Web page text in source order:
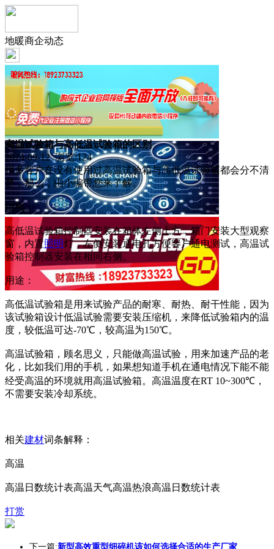
地暖商企动态
高温试验箱与高低温试验箱的区别
2024-09-12 浏览:124
很多客户在没有使用过高温试验箱与高低温试验箱都会分不清
楚，那么，由小编带您来了解。
结构：
高低温试验箱控制器安装在箱体左侧上方，箱门安装大型观察
窗，内置照明灯，左侧安装通电孔方便客户通电测试，高温试
验箱控制器安装在相同右侧。
用途：
高低温试验箱是用来试验产品的耐寒、耐热、耐干性能，因为
该试验箱设计低温试验需要安装压缩机，来降低试验箱内的温
度，较低温可达-70℃，较高温为150℃。
高温试验箱，顾名思义，只能做高温试验，用来加速产品的老
化，比如我们用的手机，如果想知道手机在通电情况下能不能
经受高温的环境就用高温试验箱。高温温度在RT 10~300℃，
不需要安装冷却系统。
相关建材词条解释：
高温
高温日数统计表高温天气高温热浪高温日数统计表
打赏
下一篇:新型高效重型细碎机该如何选择合适的生产厂家